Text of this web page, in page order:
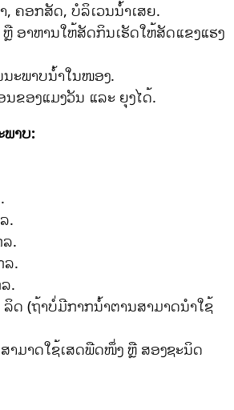
ຄອກສັດ, ບໍລິເວນນໍ້າເສຍ.
ອາຫານໃຫ້ສັດກິນເຮັດໃຫ້ສັດແຂງແຮງ
ະພາບນໍ້າໃນໜອງ.
ຂອງແມງວັນ ແລະ ຍຸງໄດ້.
ພາບ:
.
.
.
.
(ຖ້າບໍ່ມີກາກນ້ໍາຕານສາມາດນໍາໃຊ້
າມາດໃຊ້ເສດພືດໜຶ່ງ ຫຼື ສອງຊະນິດ